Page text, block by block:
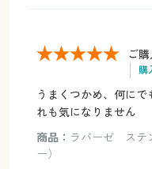
ご
購
うまくつかめ、何に
れも気になりません
商品： ラバーゼ ステ
ー）